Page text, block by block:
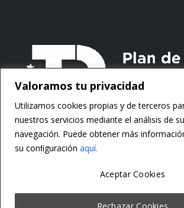
Valoramos tu privacidad
Utilizamos cookies propias y de terceros
nuestros servicios mediante el análisis de
navegación. Puede obtener más
su conﬁguración aquí.
Rechazar Cookies
Aceptar Cookies